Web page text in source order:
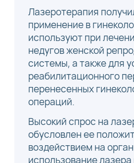
Лазеротерапия
применение в
используют при
недугов женской
системы, а также для
реабилитационного
перенесенных
операций.
Высокий спрос на
обусловлен ее
воздействием на
использование